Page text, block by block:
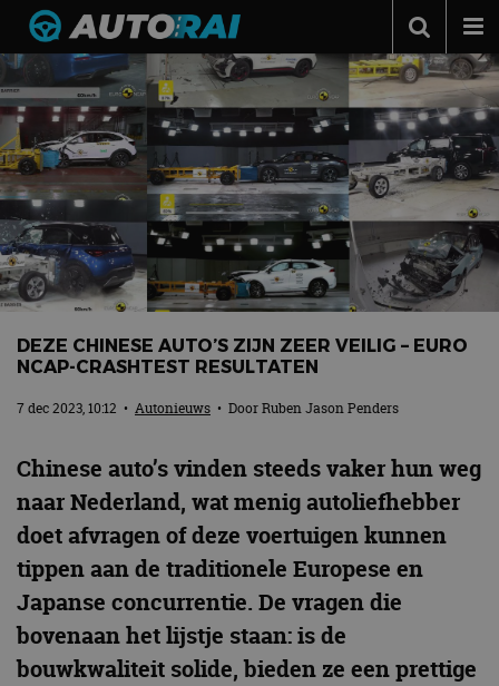
Autonieuws
Podcast
Autotests
Automerken
Adverteren
Contact
DEZE CHINESE AUTO’S ZIJN ZEER VEILIG – EURO
NCAP-CRASHTEST RESULTATEN
7 dec 2023, 10:12 • Autonieuws • DoorRuben Jason Penders
Chinese auto’s vinden steeds vaker hun weg
naar Nederland, wat menig autoliefhebber
doet afvragen of deze voertuigen kunnen
tippen aan de traditionele Europese en
Japanse concurrentie. De vragen die
bovenaan het lijstje staan: is de
bouwkwaliteit solide, bieden ze een prettige